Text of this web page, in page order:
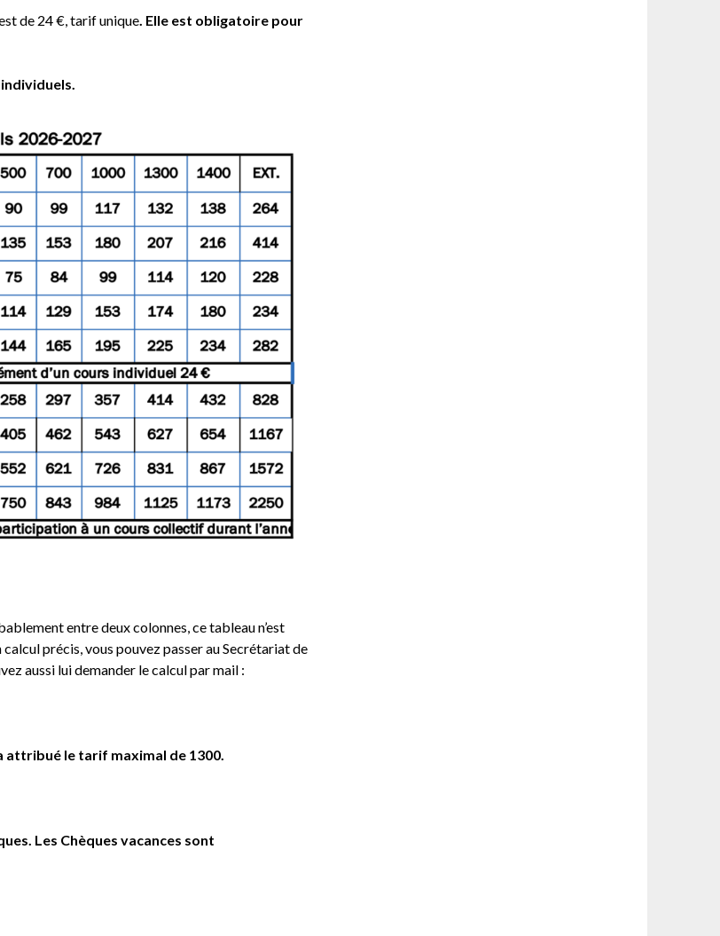
de 24 €, tarif unique. Elle est obligatoire pour
entre deux colonnes, ce tableau n’est
calcul précis, vous pouvez passer au Secrétariat de
aussi lui demander le calcul par mail :
attribué le tarif maximal de 1300.
Les Chèques vacances sont